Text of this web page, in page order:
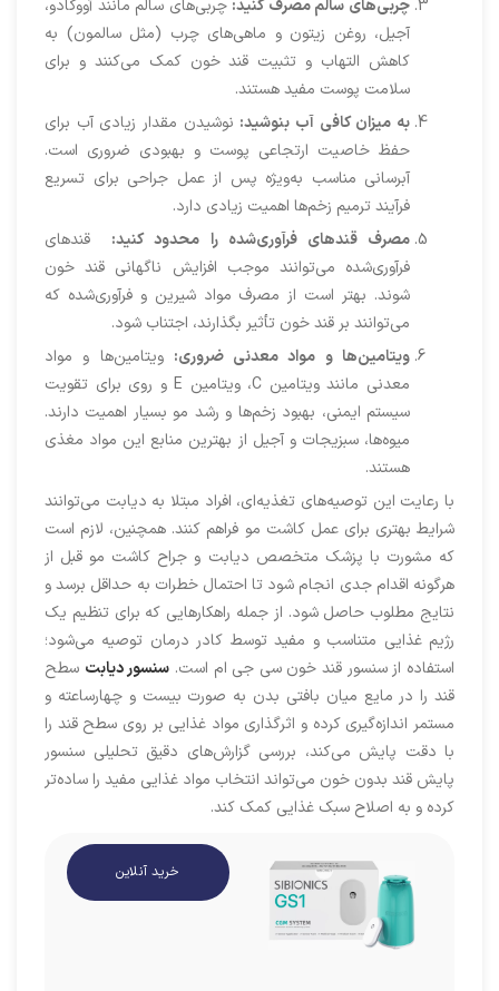
چربی‌های سالم مصرف کنید: چربی‌های سالم مانند آووکادو،
آجیل، روغن زیتون و ماهی‌های چرب (مثل سالمون) به
کاهش التهاب و تثبیت قند خون کمک می‌کنند و برای
سلامت پوست مفید هستند.
به میزان کافی آب بنوشید: نوشیدن مقدار زیادی آب برای
حفظ خاصیت ارتجاعی پوست و بهبودی ضروری است.
آبرسانی مناسب به‌ویژه پس از عمل جراحی برای تسریع
فرآیند ترمیم زخم‌ها اهمیت زیادی دارد.
مصرف قندهای فرآوری‌شده را محدود کنید:
قندهای
فرآوری‌شده می‌توانند موجب افزایش ناگهانی قند خون
شوند. بهتر است از مصرف مواد شیرین و فرآوری‌شده که
می‌توانند بر قند خون تأثیر بگذارند، اجتناب شود.
ویتامین‌ها و مواد معدنی ضروری: ویتامین‌ها و مواد
معدنی مانند ویتامین C، ویتامین E و روی برای تقویت
سیستم ایمنی، بهبود زخم‌ها و رشد مو بسیار اهمیت دارند.
میوه‌ها، سبزیجات و آجیل از بهترین منابع این مواد مغذی
هستند.
با رعایت این توصیه‌های تغذیه‌ای، افراد مبتلا به دیابت می‌توانند
شرایط بهتری برای عمل کاشت مو فراهم کنند. همچنین، لازم است
که مشورت با پزشک متخصص دیابت و جراح کاشت مو قبل از
هرگونه اقدام جدی انجام شود تا احتمال خطرات به حداقل برسد و
نتایج مطلوب حاصل شود. از جمله راهکارهایی که برای تنظیم یک
رژیم غذایی متناسب و مفید توسط کادر درمان توصیه می‌شود؛
استفاده از سنسور قند خون سی جی ام است. سنسور دیابت سطح
قند را در مایع میان بافتی بدن به صورت بیست و چهارساعته و
مستمر اندازه‌گیری کرده و اثرگذاری مواد غذایی بر روی سطح قند را
با دقت پایش می‌کند، بررسی گزارش‌های دقیق تحلیلی سنسور
پایش قند بدون خون می‌تواند انتخاب مواد غذایی مفید را ساده‌تر
کرده و به اصلاح سبک غذایی کمک کند.
خرید آنلاین